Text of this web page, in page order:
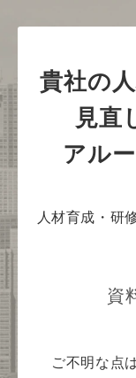
貴社の
見直
アル
人材育成・研
資
ご不明な点